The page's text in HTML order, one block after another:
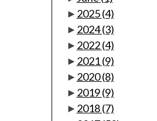
► 2025(4)
► 2024(3)
► 2022(4)
► 2021(9)
► 2020(8)
► 2019(9)
► 2018(7)